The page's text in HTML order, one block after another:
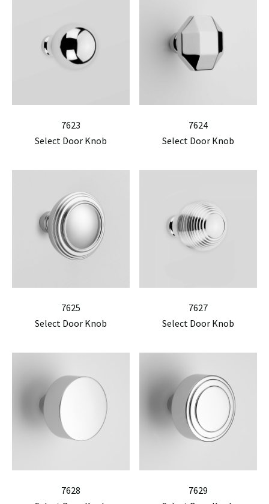
7623
Select Door Knob
7624
Select Door Knob
7625
Select Door Knob
7627
Select Door Knob
7628
7629